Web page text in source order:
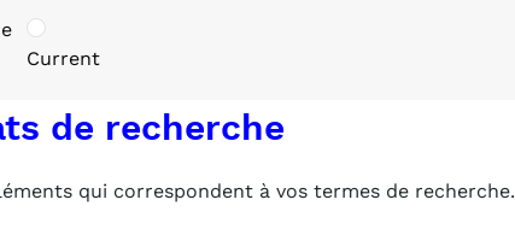
Current
de recherche
qui correspondent à vos termes de recherche.